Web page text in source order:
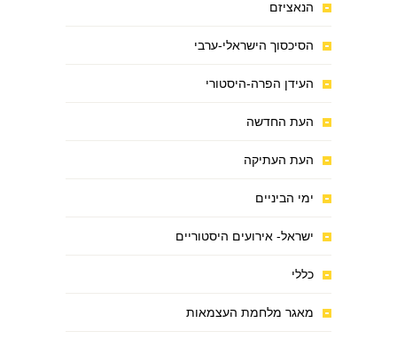
הנאציזם
הסיכסוך הישראלי-ערבי
העידן הפרה-היסטורי
העת החדשה
העת העתיקה
ימי הביניים
ישראל- אירועים היסטוריים
כללי
מאגר מלחמת העצמאות